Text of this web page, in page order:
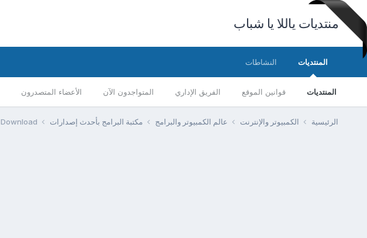
منتديات ياللا يا شباب
المنتديات
المنتديات قوانين الموقع الفريق الإداري المتواجدون الآن الأعضاء المتصدرون
النشاطات
الرئيسية الكمبيوتر والإنترنت عالم الكمبيوتر والبرامج مكتبة البرامج بأحدث إصدارات Download - تحميل برنامج Aloaha FAX Suite 3.9.0 (Trial)